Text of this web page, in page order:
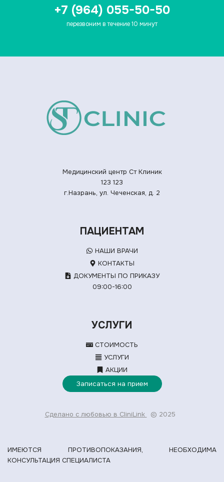
+7 (964) 055-50-50
перезвоним в течение 10 минут
Медицинский центр Ст Клиник
123 123
г.Назрань, ул. Чеченская, д. 2
ПАЦИЕНТАМ
НАШИ ВРАЧИ
КОНТАКТЫ
ДОКУМЕНТЫ ПО ПРИКАЗУ
09:00-16:00
УСЛУГИ
СТОИМОСТЬ
УСЛУГИ
АКЦИИ
Записаться на прием
Сделано с любовью в CliniLink © 2025
ИМЕЮТСЯ ПРОТИВОПОКАЗАНИЯ, НЕОБХОДИМА
КОНСУЛЬТАЦИЯ СПЕЦИАЛИСТА